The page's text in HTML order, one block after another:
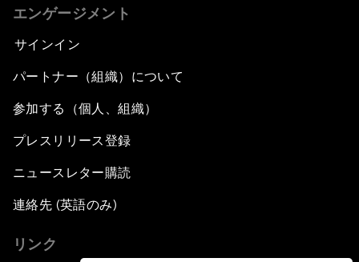
エンゲージメント
サインイン
パートナー（組織）について
参加する（個人、組織）
プレスリリース登録
ニュースレター購読
連絡先 (英語のみ)
リンク